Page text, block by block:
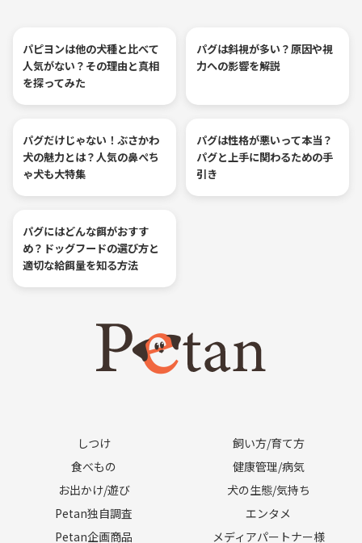
パピヨンは他の犬種と比べて
人気がない？その理由と真相
を探ってみた
パグは斜視が多い？原因や視
力への影響を解説
パグだけじゃない！ぶさかわ
犬の魅力とは？人気の鼻ぺち
ゃ犬も大特集
パグは性格が悪いって本当？
パグと上手に関わるための手
引き
パグにはどんな餌がおすす
め？ドッグフードの選び方と
適切な給餌量を知る方法
しつけ
飼い方/育て方
食べもの
健康管理/病気
お出かけ/遊び
犬の生態/気持ち
Petan独自調査
エンタメ
Petan企画商品
メディアパートナー様